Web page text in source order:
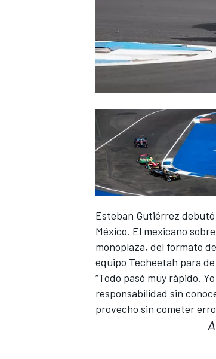
NASCAR CUP
FÓRMULA E
Esteban Gutiérrez
México. El mexicano
monoplaza, del formato
equipo Techeetah para
“Todo pasó muy rápido.
responsabilidad sin
provecho sin cometer